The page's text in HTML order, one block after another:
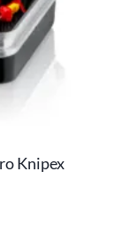
Knipex